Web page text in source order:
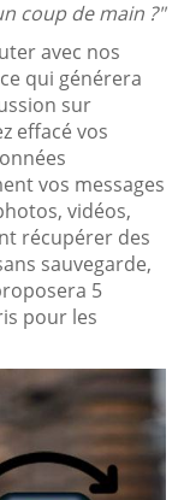
coup de main ?"
avec nos
qui générera
sur
effacé vos
vos messages
vidéos,
récupérer des
sauvegarde,
5
pour les